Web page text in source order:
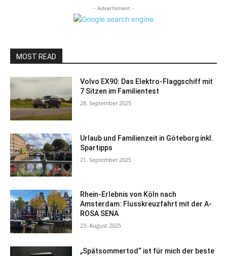
- Advertisment -
MOST READ
Volvo EX90: Das Elektro-Flaggschiff mit
7 Sitzen im Familientest
28. September 2025
Urlaub und Familienzeit in Göteborg inkl.
Spartipps
21. September 2025
Rhein-Erlebnis von Köln nach
Amsterdam: Flusskreuzfahrt mit der A-
ROSA SENA
23. August 2025
„Spätsommertod“ ist für mich der beste